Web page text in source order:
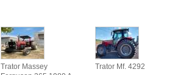
Trator Massey
Trator Mf. 4292